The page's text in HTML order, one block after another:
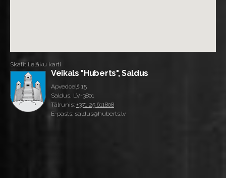
Skatīt lielāku karti
Veikals "Huberts", Saldus
Apvedceļš 15
Saldus, LV-3801
Tālrunis: +371 25 611808
E-pasts: saldus@huberts.lv